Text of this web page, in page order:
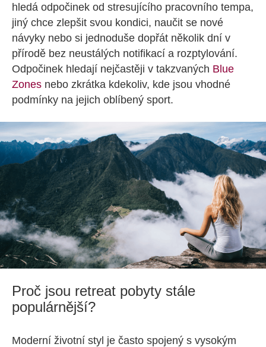
hledá odpočinek od stresujícího pracovního tempa,
jiný chce zlepšit svou kondici, naučit se nové
návyky nebo si jednoduše dopřát několik dní v
přírodě bez neustálých notifikací a rozptylování.
Odpočinek hledají nejčastěji v takzvaných Blue
Zones nebo zkrátka kdekoliv, kde jsou vhodné
podmínky na jejich oblíbený sport.
Proč jsou retreat pobyty stále
populárnější?
Moderní životní styl je často spojený s vysokým